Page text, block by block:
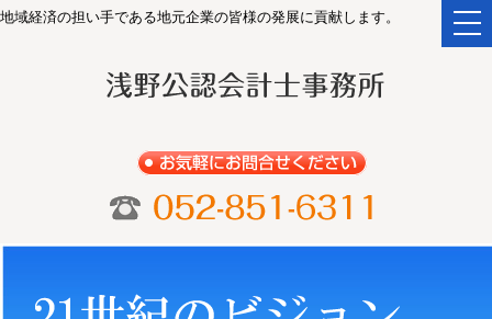
地域経済の担い手である地元企業の皆様の発展に貢献します。